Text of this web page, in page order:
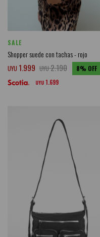
SALE
Shopper suede con tachas - rojo
UYU 1.999 UYU2.190 8
UYU 1.699